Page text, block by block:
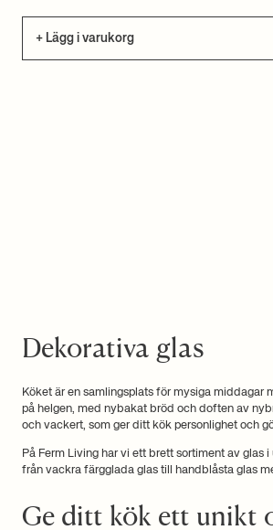
+ Lägg i varukorg
Dekorativa glas
Köket är en samlingsplats för mysiga middagar
på helgen, med nybakat bröd och doften av
och vackert, som ger ditt kök personlighet och
På Ferm Living har vi ett brett sortiment av
från vackra färgglada glas till handblåsta glas
Ge ditt kök ett unikt